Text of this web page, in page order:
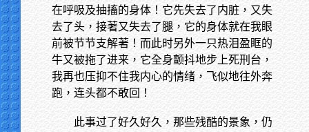
在呼吸及抽搐的身体！它先失去了内脏，又失
去了头，接著又失去了腿，它的身体就在我眼
前被节节支解著！而此时另外一只热泪盈眶的
牛又被拖了进来，它全身颤抖地步上死刑台，
我再也压抑不住我内心的情绪，飞似地往外奔
跑，连头都不敢回！
此事过了好久好久，那些残酷的景象，仍